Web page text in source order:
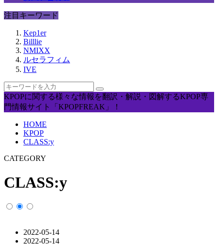
注目キーワード
Kep1er
Billlie
NMIXX
ルセラフィム
IVE
KPOPに関する様々な情報を翻訳・解説・図解するKPOP専
門情報サイト「KPOPFREAK」！
HOME
KPOP
CLASS:y
CATEGORY
CLASS:y
2022-05-14
2022-05-14